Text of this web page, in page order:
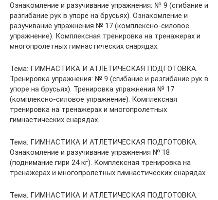
Ознакомление и разучивание упражнения: № 9 (сгибание и
разгибание рук в упоре на брусьях). Ознакомление и
разучивание упражнения № 17 (комплексно-силовое
упражнение). Комплексная тренировка на тренажерах и
многопролетных гимнастических снарядах.
Тема: ГИМНАСТИКА И АТЛЕТИЧЕСКАЯ ПОДГОТОВКА.
Тренировка упражнения: № 9 (сгибание и разгибание рук в
упоре на брусьях). Тренировка упражнения № 17
(комплексно-силовое упражнение). Комплексная
тренировка на тренажерах и многопролетных
гимнастических снарядах.
Тема: ГИМНАСТИКА И АТЛЕТИЧЕСКАЯ ПОДГОТОВКА.
Ознакомление и разучивание упражнения № 18
(поднимание гири 24 кг). Комплексная тренировка на
тренажерах и многопролетных гимнастических снарядах.
Тема: ГИМНАСТИКА И АТЛЕТИЧЕСКАЯ ПОДГОТОВКА.